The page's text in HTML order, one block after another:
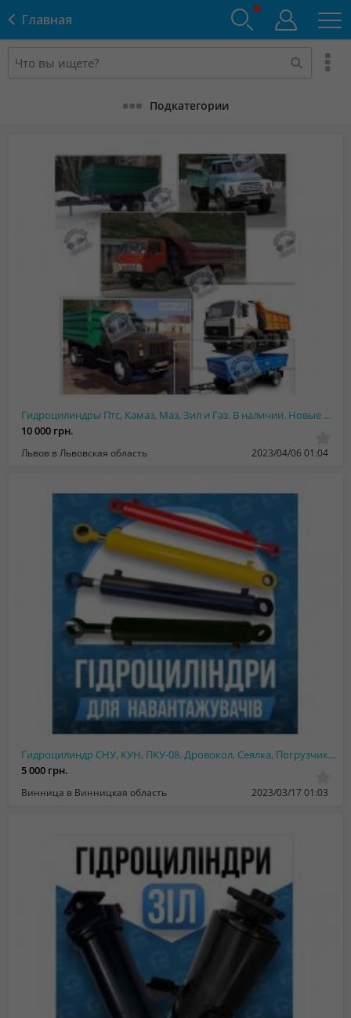
Главная
Подкатегории
Гидроцилиндры Птс, Камаз, Маз, Зил и Газ. В наличии. Новые и после ремонта. Гара...
10 000 грн.
Львов в Львовская область 2023/04/06 01:04
Гидроцилиндр СНУ, КУН, ПКУ-08. Дровокол, Сеялка, Погрузчик, Борона
5 000 грн.
Винница в Винницкая область 2023/03/17 01:03